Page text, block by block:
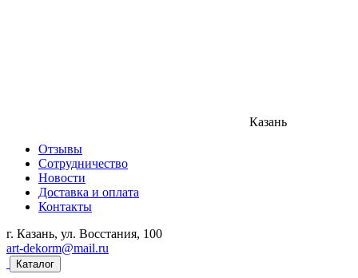
Казань
Отзывы
Сотрудничество
Новости
Доставка и оплата
Контакты
г. Казань, ул. Восстания, 100
art-dekorm@mail.ru
Каталог